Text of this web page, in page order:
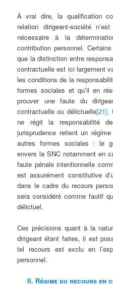
À vrai dire, la qualification
relation dirigeant-société
nécessaire à la
contribution personnel.
que la distinction entre
contractuelle est ici largement
les conditions de la
formes sociales et qu’il en
prouver une faute du
contractuelle ou délictuelle[21].
ne régit la responsabilité
jurisprudence retient un
autres formes sociales : le
envers la SNC notamment en
faute pénale intentionnelle
est assurément constitutive
dans le cadre du recours
sera considéré comme fautif
délictuel.
Ces précisions quant à la
dirigeant étant faites, il est
tel recours est exclu en
personnel.
II. Régime du recours